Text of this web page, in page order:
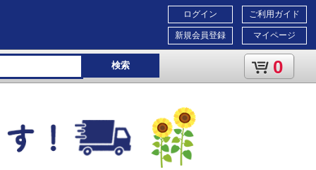
ご利用ガイド
マイページ
ログイン
新規会員登録
検索 0